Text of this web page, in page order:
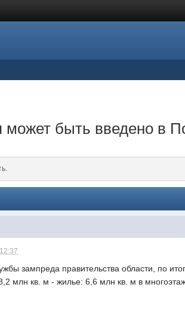
быть введено в
зампреда правительства области, по
млн кв. м - жилье: 6,6 млн кв. м в